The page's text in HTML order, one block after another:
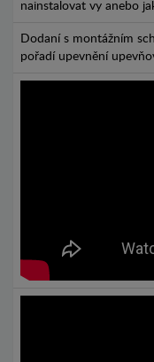
nainstalovat vy anebo
Dodaní s montážním
pořadí upevnění